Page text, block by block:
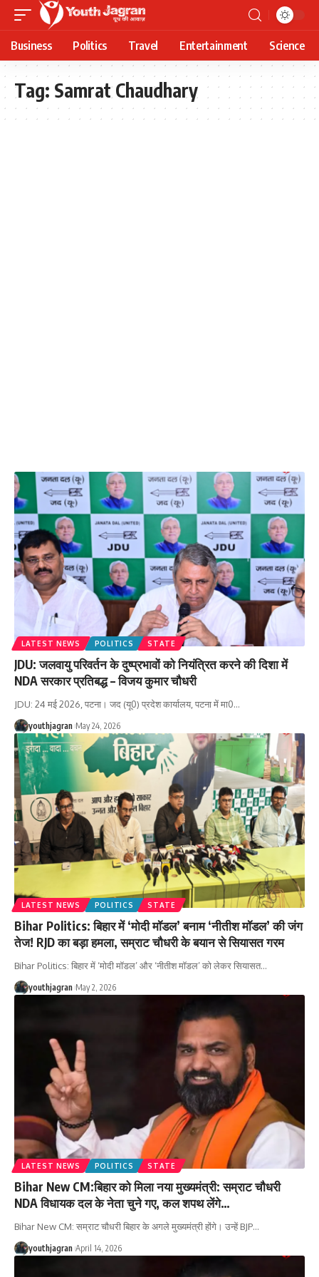
Business Politics Travel Entertainment Science
Tag: Samrat Chaudhary
LATEST NEWS POLITICS STATE
JDU: जलवायु परिवर्तन के दुष्प्रभावों को नियंत्रित करने की दिशा में
NDA सरकार प्रतिबद्ध – विजय कुमार चौधरी
JDU: 24 मई 2026, पटना। जद (यू0) प्रदेश कार्यालय, पटना में मा0…
youthjagran May 24, 2026
LATEST NEWS POLITICS STATE
Bihar Politics: बिहार में ‘मोदी मॉडल’ बनाम ‘नीतीश मॉडल’ की जंग
तेज! RJD का बड़ा हमला, सम्राट चौधरी के बयान से सियासत गरम
Bihar Politics: बिहार में ‘मोदी मॉडल’ और ‘नीतीश मॉडल’ को लेकर सियासत…
youthjagran May 2, 2026
LATEST NEWS POLITICS STATE
Bihar New CM:बिहार को मिला नया मुख्यमंत्री: सम्राट चौधरी
NDA विधायक दल के नेता चुने गए, कल शपथ लेंगे…
Bihar New CM: सम्राट चौधरी बिहार के अगले मुख्यमंत्री होंगे। उन्हें BJP…
youthjagran April 14, 2026